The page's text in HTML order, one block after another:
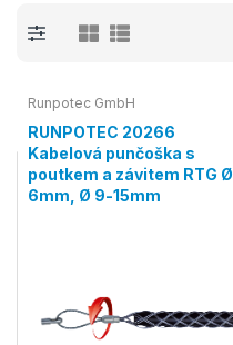
Runpotec GmbH
RUNPOTEC 20266
Kabelová punčoška s
poutkem a závitem RTG Ø
6mm, Ø 9-15mm